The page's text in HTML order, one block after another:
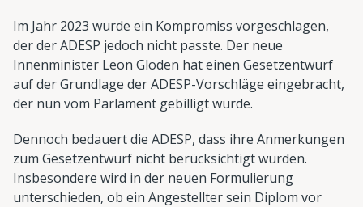
Im Jahr 2023 wurde ein Kompromiss vorgeschlagen,
der der ADESP jedoch nicht passte. Der neue
Innenminister Leon Gloden hat einen Gesetzentwurf
auf der Grundlage der ADESP-Vorschläge eingebracht,
der nun vom Parlament gebilligt wurde.
Dennoch bedauert die ADESP, dass ihre Anmerkungen
zum Gesetzentwurf nicht berücksichtigt wurden.
Insbesondere wird in der neuen Formulierung
unterschieden, ob ein Angestellter sein Diplom vor